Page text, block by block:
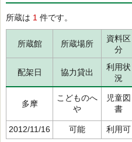
所蔵は 1 件です。
所蔵館 所蔵場所
資料区
分
配架日 協力貸出
利用状
況
多摩
こどものへ
や
児童図
書
2012/11/16 可能 利用可